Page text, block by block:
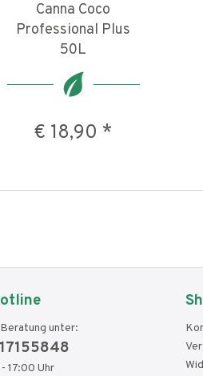
Canna Coco
Professional Plus
50L
€ 18,90 *
unter:
17:00 Uhr